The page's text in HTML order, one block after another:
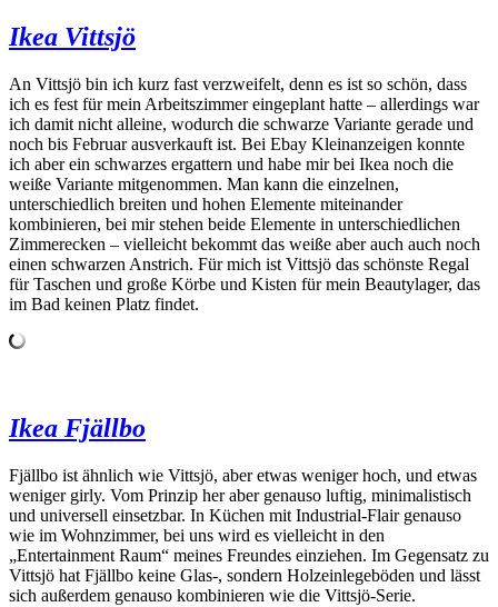
Ikea Vittsjö
An Vittsjö bin ich kurz fast verzweifelt, denn es ist so schön, dass
ich es fest für mein Arbeitszimmer eingeplant hatte – allerdings war
ich damit nicht alleine, wodurch die schwarze Variante gerade und
noch bis Februar ausverkauft ist. Bei Ebay Kleinanzeigen konnte
ich aber ein schwarzes ergattern und habe mir bei Ikea noch die
weiße Variante mitgenommen. Man kann die einzelnen,
unterschiedlich breiten und hohen Elemente miteinander
kombinieren, bei mir stehen beide Elemente in unterschiedlichen
Zimmerecken – vielleicht bekommt das weiße aber auch auch noch
einen schwarzen Anstrich. Für mich ist Vittsjö das schönste Regal
für Taschen und große Körbe und Kisten für mein Beautylager, das
im Bad keinen Platz findet.
Ikea Fjällbo
Fjällbo ist ähnlich wie Vittsjö, aber etwas weniger hoch, und etwas
weniger girly. Vom Prinzip her aber genauso luftig, minimalistisch
und universell einsetzbar. In Küchen mit Industrial-Flair genauso
wie im Wohnzimmer, bei uns wird es vielleicht in den
„Entertainment Raum“ meines Freundes einziehen. Im Gegensatz zu
Vittsjö hat Fjällbo keine Glas-, sondern Holzeinlegeböden und lässt
sich außerdem genauso kombinieren wie die Vittsjö-Serie.